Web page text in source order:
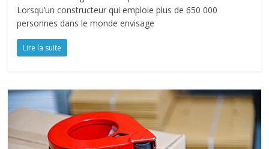
Lorsqu’un constructeur qui emploie plus de 650 000
personnes dans le monde envisage
Lire la suite